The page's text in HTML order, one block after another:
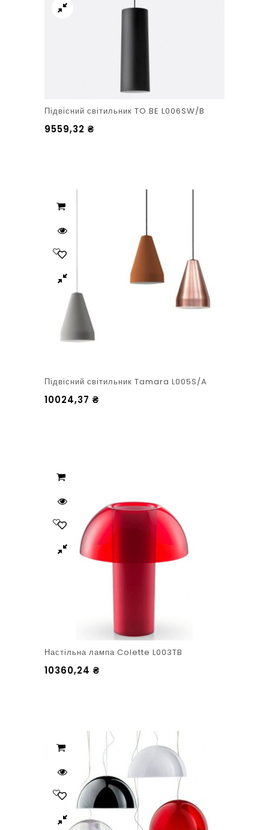
Підвісний світильник TO.BE L006SW/B
9559,32 ₴
Підвісний світильник Tamara L005S/A
10024,37 ₴
Настільна лампа Colette L003TB
10360,24 ₴